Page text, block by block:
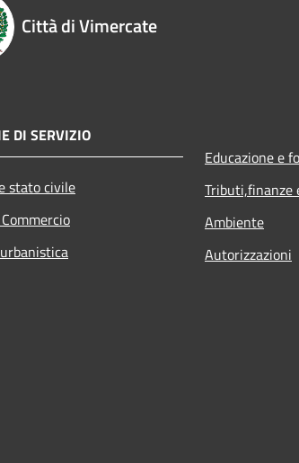
Città di Vimercate
DI SERVIZIO
stato civile
Educazione e
Tributi,finanze
Ambiente
Autorizzazioni